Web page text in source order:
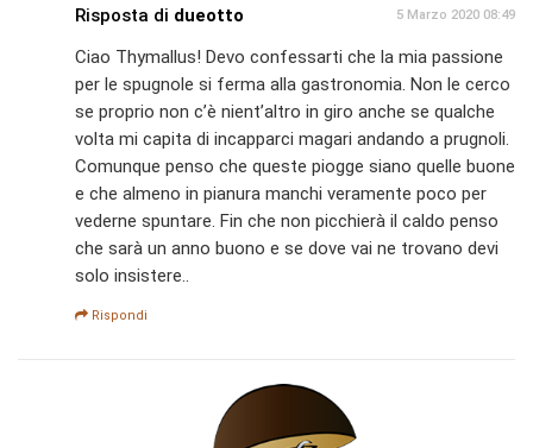
Risposta di dueotto 5 Marzo 2020 08:49
Ciao Thymallus! Devo confessarti che la mia passione
per le spugnole si ferma alla gastronomia. Non le cerco
se proprio non c’è nient’altro in giro anche se qualche
volta mi capita di incapparci magari andando a prugnoli.
Comunque penso che queste piogge siano quelle buone
e che almeno in pianura manchi veramente poco per
vederne spuntare. Fin che non picchierà il caldo penso
che sarà un anno buono e se dove vai ne trovano devi
solo insistere..
Rispondi